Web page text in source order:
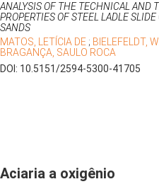
ANALYSIS OF THE TECHNICAL AND
PROPERTIES OF STEEL LADLE SLIDE
SANDS
MATOS, LETÍCIA DE ; BIELEFELDT,
BRAGANÇA, SAULO ROCA
DOI: 10.5151/2594-5300-41705
Aciaria a oxigênio